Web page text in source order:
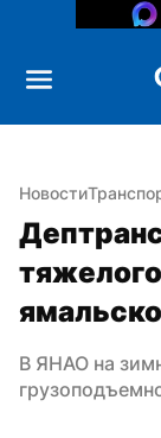
Новости
В ЯНАО на